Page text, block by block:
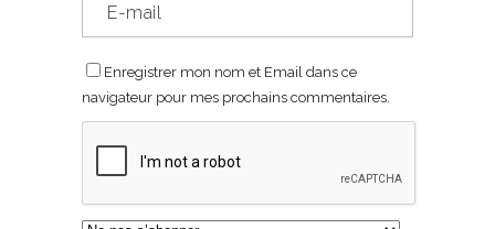
Enregistrer mon nom et Email dans ce
navigateur pour mes prochains commentaires.